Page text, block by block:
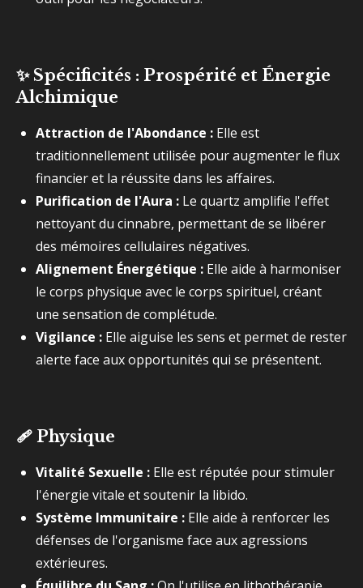
✨Spécificités : Prospérité et Énergie
Alchimique
Attraction de l'Abondance : Elle est
traditionnellement utilisée pour augmenter le flux
financier et la réussite dans les affaires.
Purification de l'Aura : Le quartz amplifie l'effet
nettoyant du cinnabre, permettant de se libérer
des mémoires cellulaires négatives.
Alignement Énergétique : Elle aide à harmoniser
le corps physique avec le corps spirituel, créant
une sensation de complétude.
Vigilance : Elle aiguise les sens et permet de rester
alerte face aux opportunités qui se présentent.
🩹 Physique
Vitalité Sexuelle : Elle est réputée pour stimuler
l'énergie vitale et soutenir la libido.
Système Immunitaire : Elle aide à renforcer les
défenses de l'organisme face aux agressions
extérieures.